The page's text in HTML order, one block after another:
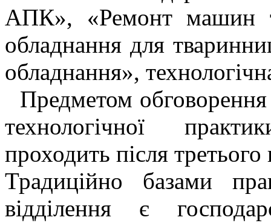
АПК», «Ремонт машин
обладнання для
обладнання»,
Предметом обговорення
технологічної
проходить після
Традиційно базами
відділення є